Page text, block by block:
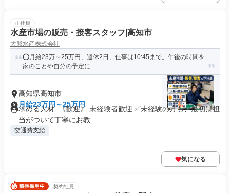
正社員
水産市場の販売・接客スタッフ|高知市
大熊水産株式会社
⭕月給23万～25万円、週休2日、仕事は10:45まで。午後の時間を
家のことや自分の予定に...
高知県高知市
月給23万円～25万円
求める人材: 《歓迎》 未経験者歓迎 ✅未経験の方も、最初は担
当がついて丁寧にお教...
交通費支給
気になる
契約社員